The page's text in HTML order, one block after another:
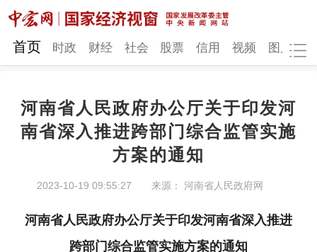
网站地图
时政 财经 社会 股票
视频 图片
发改动态 中宏研究 营商环境 新质生产力
地方发展
首页 时政 财经 社会 股票 信用 视频 图片
河南省人民政府办公厅关于印发河
南省深入推进跨部门综合监管实施
方案的通知
2023-10-19 09:55:27 来源： 河南省人民政府网
河南省人民政府办公厅关于印发河南省深入推进
跨部门综合监管实施方案的通知